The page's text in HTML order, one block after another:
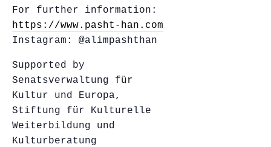
For further information:
https://www.pasht-han.com
Instagram: @alimpashthan
Supported by
Senatsverwaltung für
Kultur und Europa,
Stiftung für Kulturelle
Weiterbildung und
Kulturberatung